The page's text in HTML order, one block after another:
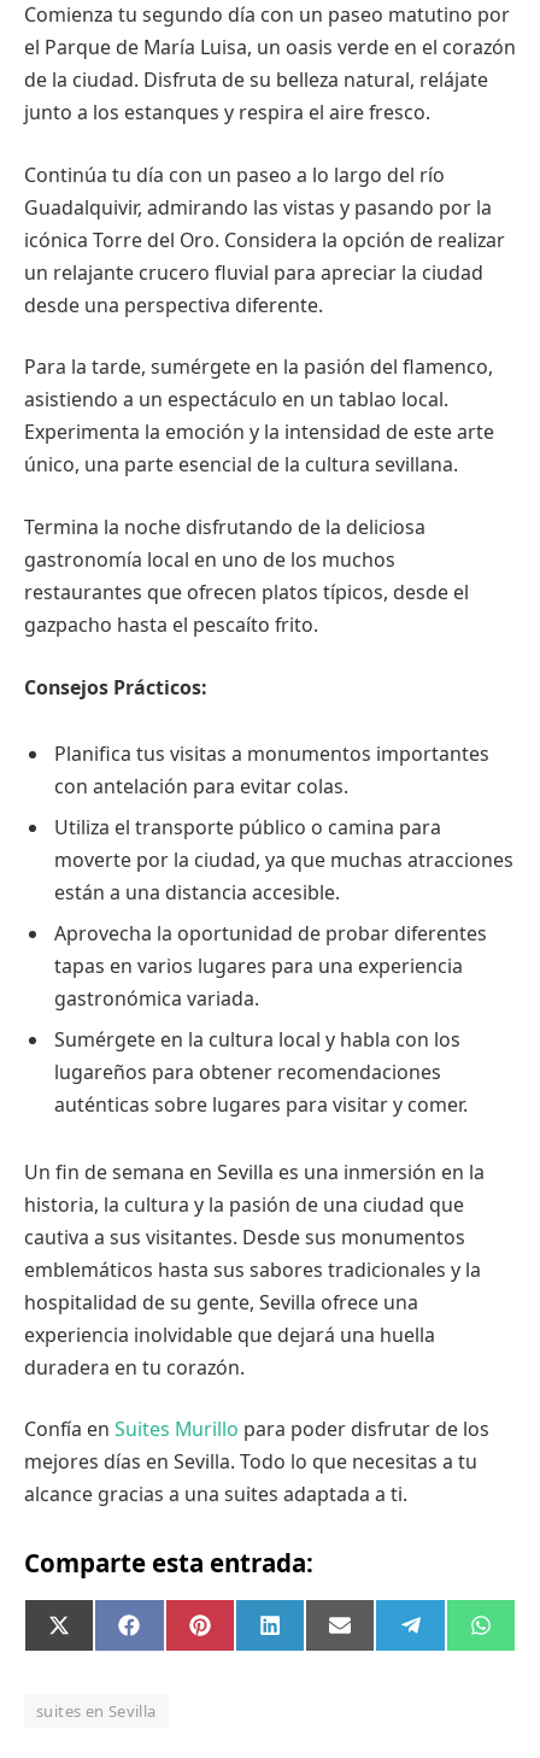
Comienza tu segundo día con un paseo matutino por
el Parque de María Luisa, un oasis verde en el corazón
de la ciudad. Disfruta de su belleza natural, relájate
junto a los estanques y respira el aire fresco.
Continúa tu día con un paseo a lo largo del río
Guadalquivir, admirando las vistas y pasando por la
icónica Torre del Oro. Considera la opción de realizar
un relajante crucero fluvial para apreciar la ciudad
desde una perspectiva diferente.
Para la tarde, sumérgete en la pasión del flamenco,
asistiendo a un espectáculo en un tablao local.
Experimenta la emoción y la intensidad de este arte
único, una parte esencial de la cultura sevillana.
Termina la noche disfrutando de la deliciosa
gastronomía local en uno de los muchos
restaurantes que ofrecen platos típicos, desde el
gazpacho hasta el pescaíto frito.
Consejos Prácticos:
Planifica tus visitas a monumentos importantes
con antelación para evitar colas.
Utiliza el transporte público o camina para
moverte por la ciudad, ya que muchas atracciones
están a una distancia accesible.
Aprovecha la oportunidad de probar diferentes
tapas en varios lugares para una experiencia
gastronómica variada.
Sumérgete en la cultura local y habla con los
lugareños para obtener recomendaciones
auténticas sobre lugares para visitar y comer.
Un fin de semana en Sevilla es una inmersión en la
historia, la cultura y la pasión de una ciudad que
cautiva a sus visitantes. Desde sus monumentos
emblemáticos hasta sus sabores tradicionales y la
hospitalidad de su gente, Sevilla ofrece una
experiencia inolvidable que dejará una huella
duradera en tu corazón.
Confía en Suites Murillo para poder disfrutar de los
mejores días en Sevilla. Todo lo que necesitas a tu
alcance gracias a una suites adaptada a ti.
Comparte esta entrada:
Compartir
en
X
(Twitter)
Compartir
en
FacebookCompartir
en
PinterestCompartir
en
LinkedInCompartir
en
Email Compartir
en
Telegram
en
suites en Sevilla